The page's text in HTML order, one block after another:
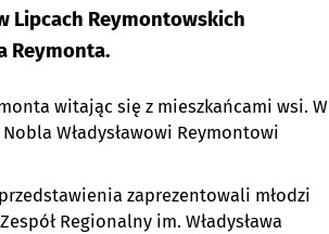
Lipcach Reymontowskich
Reymonta.
witając się z mieszkańcami wsi. W
Władysławowi Reymontowi
zaprezentowali młodzi
Regionalny im. Władysława